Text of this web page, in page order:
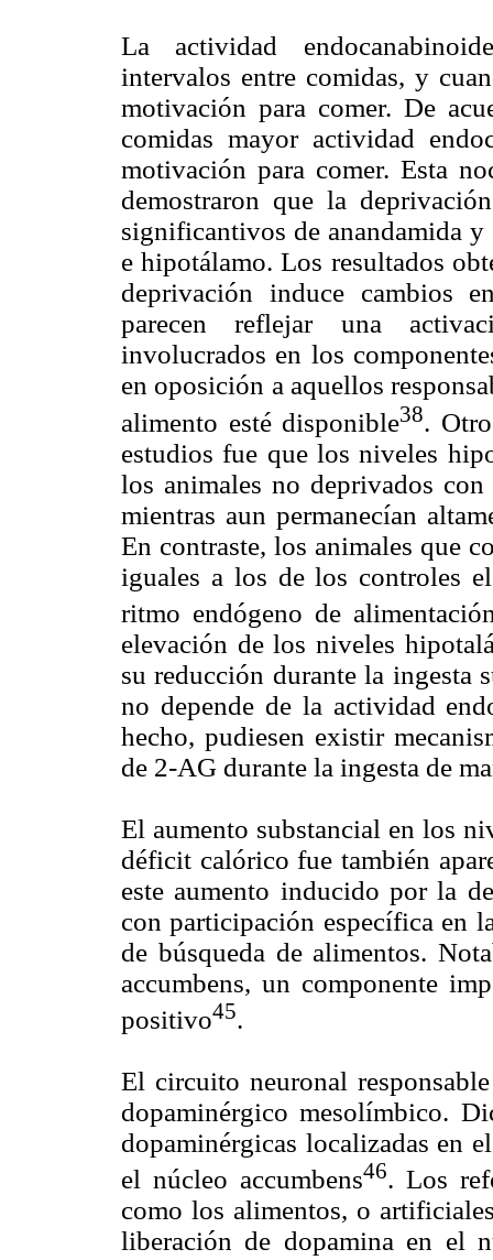
La actividad
intervalos entre comidas, y
motivación para comer. De
comidas mayor actividad
motivación para comer. Esta
demostraron que la
significantivos de anandamida
e hipotálamo. Los resultados
deprivación induce cambios
parecen reflejar una
involucrados en los
en oposición a aquellos
alimento esté disponible38.
estudios fue que los niveles
los animales no deprivados
mientras aun permanecían
En contraste, los animales que
iguales a los de los controles
ritmo endógeno de
elevación de los niveles
su reducción durante la ingesta
no depende de la actividad
hecho, pudiesen existir
de 2-AG durante la ingesta de
El aumento substancial en los
déficit calórico fue también
este aumento inducido por la
con participación específica en
de búsqueda de alimentos.
accumbens, un componente
positivo45.
El circuito neuronal
dopaminérgico mesolímbico.
dopaminérgicas localizadas en
el núcleo accumbens46. Los
como los alimentos, o
liberación de dopamina en el